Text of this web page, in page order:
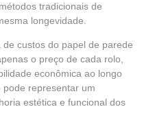
tradicionais de
longevidade.
custos do papel de parede
o preço de cada rolo,
econômica ao longo
representar um
estética e funcional dos